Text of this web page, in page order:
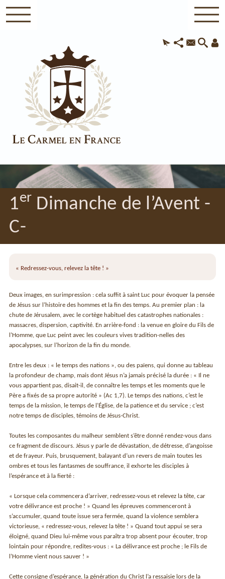
1er Dimanche de l’Avent -
C-
« Redressez-vous, relevez la tête ! »
Deux images, en surimpression : cela suffit à saint Luc pour évoquer la pensée
de Jésus sur l’histoire des hommes et la fin des temps. Au premier plan : la
chute de Jérusalem, avec le cortège habituel des catastrophes nationales :
massacres, dispersion, captivité. En arrière-fond : la venue en gloire du Fils de
l’Homme, que Luc peint avec les couleurs vives tradition-nelles des
apocalypses, sur l’horizon de la fin du monde.
Entre les deux : « le temps des nations », ou des païens, qui donne au tableau
la profondeur de champ, mais dont Jésus n’a jamais précisé la durée : « Il ne
vous appartient pas, disait-il, de connaître les temps et les moments que le
Père a fixés de sa propre autorité » (Ac 1,7). Le temps des nations, c’est le
temps de la mission, le temps de l’Église, de la patience et du service ; c’est
notre temps de disciples, témoins de Jésus-Christ.
Toutes les composantes du malheur semblent s’être donné rendez-vous dans
ce fragment de discours. Jésus y parle de dévastation, de détresse, d’angoisse
et de frayeur. Puis, brusquement, balayant d’un revers de main toutes les
ombres et tous les fantasmes de souffrance, il exhorte les disciples à
l’espérance et à la fierté :
« Lorsque cela commencera d’arriver, redressez-vous et relevez la tête, car
votre délivrance est proche ! » Quand les épreuves commenceront à
s’accumuler, quand toute issue sera fermée, quand la violence semblera
victorieuse, « redressez-vous, relevez la tête ! » Quand tout appui se sera
éloigné, quand Dieu lui-même vous paraîtra trop absent pour écouter, trop
lointain pour répondre, redites-vous : « La délivrance est proche ; le Fils de
l’Homme vient nous sauver ! »
Cette consigne d’espérance, la génération du Christ l’a ressaisie lors de la